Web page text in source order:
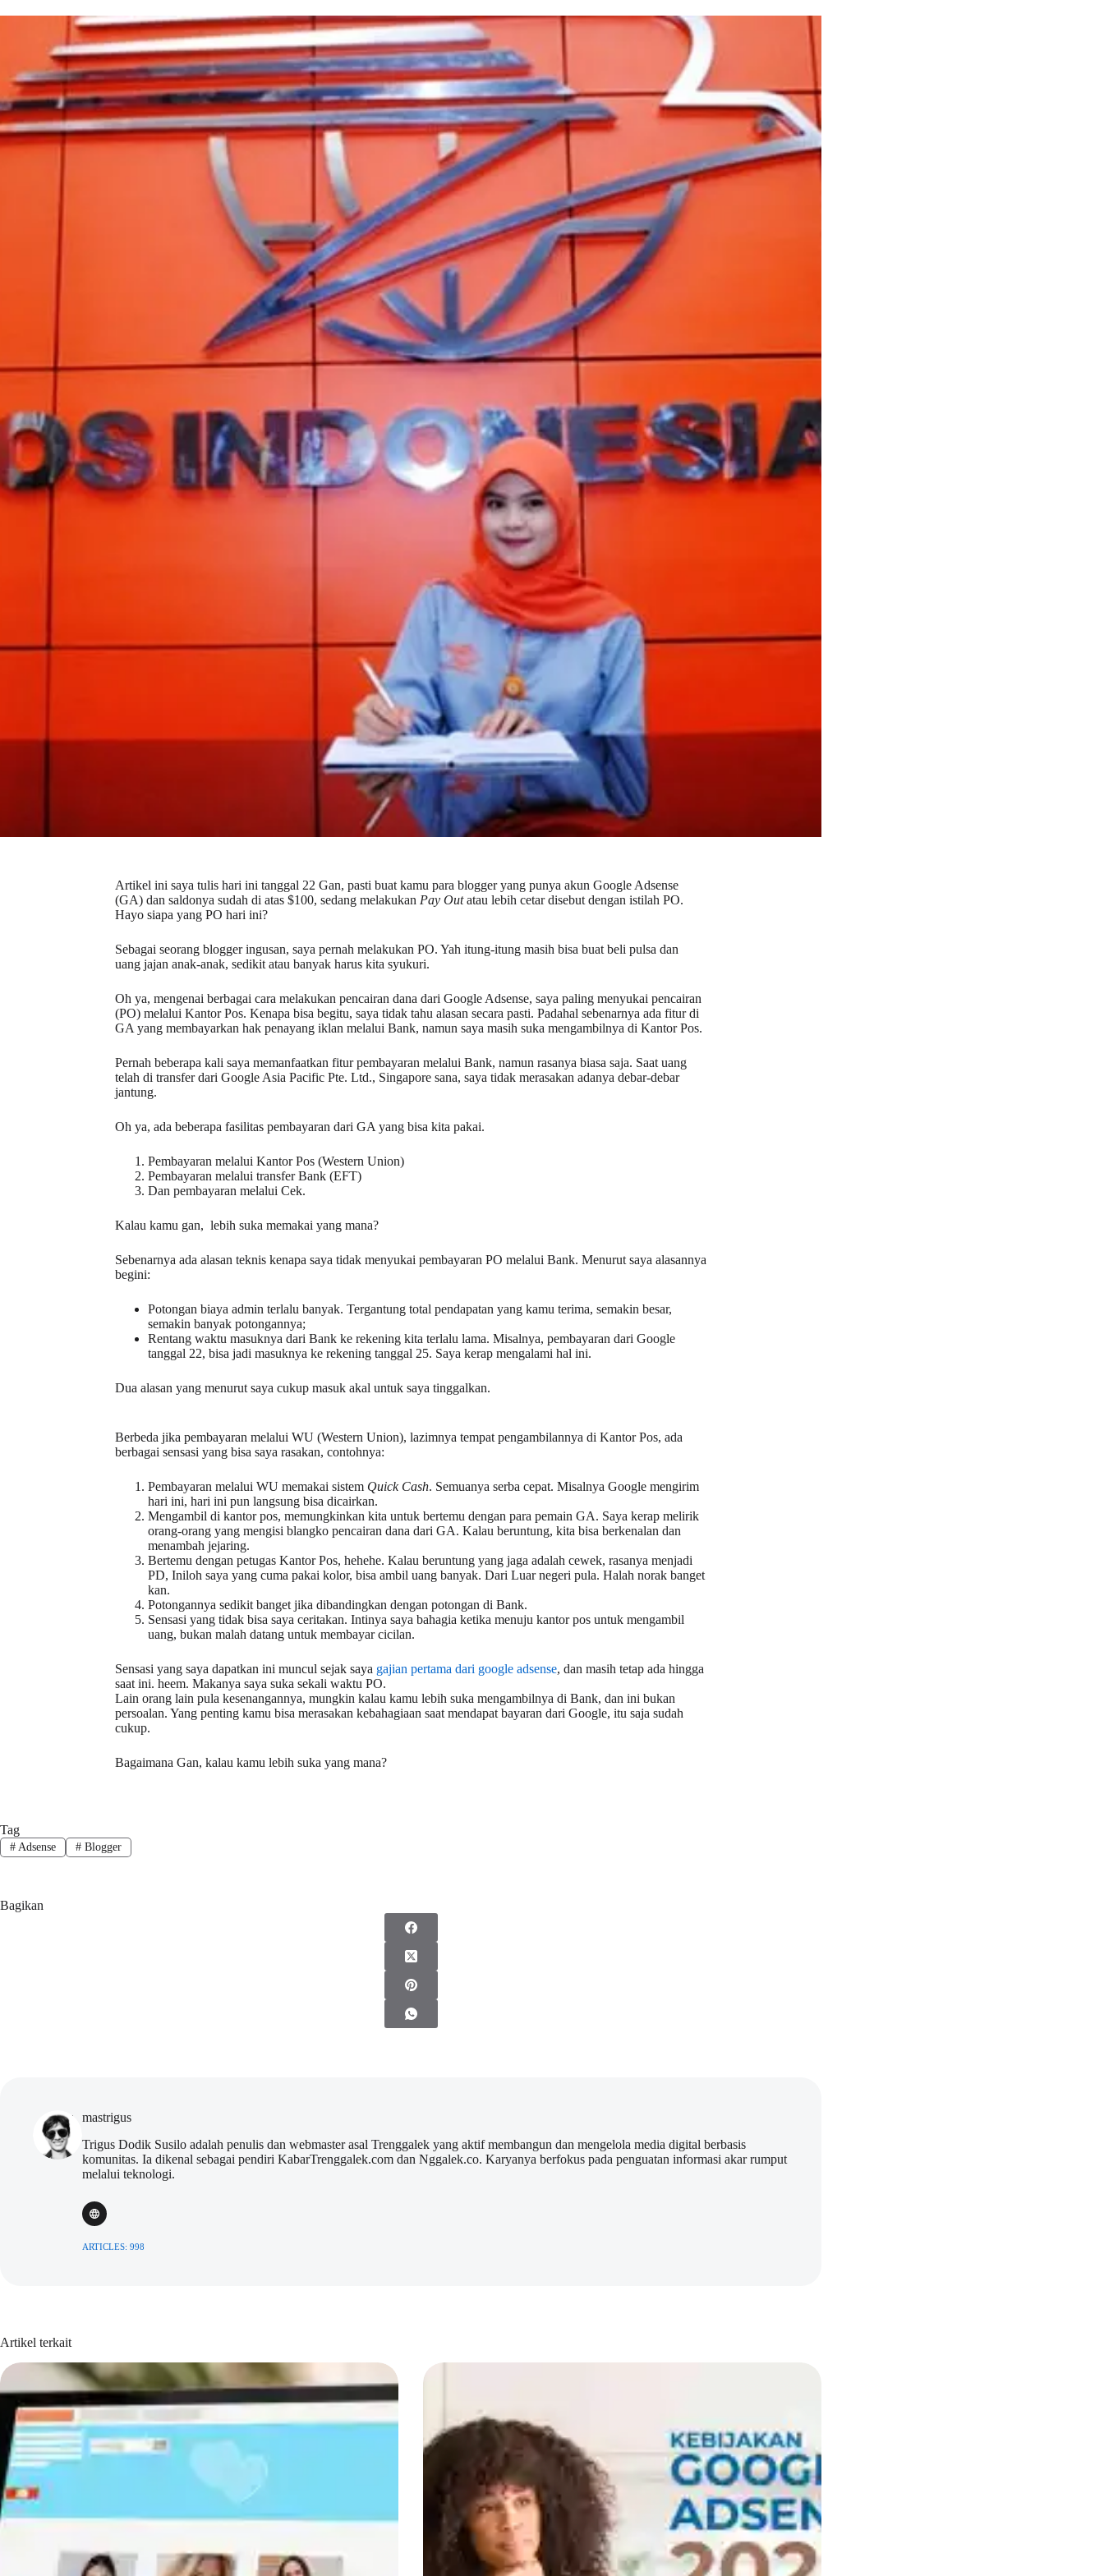
Artikel ini saya tulis hari ini tanggal 22 Gan, pasti buat kamu para blogger yang punya akun Google Adsense
(GA) dan saldonya sudah di atas $100, sedang melakukan Pay Outatau lebih cetar disebut dengan istilah PO.
Hayo siapa yang PO hari ini?
Sebagai seorang blogger ingusan, saya pernah melakukan PO. Yah itung-itung masih bisa buat beli pulsa dan
uang jajan anak-anak, sedikit atau banyak harus kita syukuri.
Oh ya, mengenai berbagai cara melakukan pencairan dana dari Google Adsense, saya paling menyukai pencairan
(PO) melalui Kantor Pos. Kenapa bisa begitu, saya tidak tahu alasan secara pasti. Padahal sebenarnya ada fitur di
GA yang membayarkan hak penayang iklan melalui Bank, namun saya masih suka mengambilnya di Kantor Pos.
Pernah beberapa kali saya memanfaatkan fitur pembayaran melalui Bank, namun rasanya biasa saja. Saat uang
telah di transfer dari Google Asia Pacific Pte. Ltd., Singapore sana, saya tidak merasakan adanya debar-debar
jantung.
Oh ya, ada beberapa fasilitas pembayaran dari GA yang bisa kita pakai.
Pembayaran melalui Kantor Pos (Western Union)
Pembayaran melalui transfer Bank (EFT)
Dan pembayaran melalui Cek.
Kalau kamu gan, lebih suka memakai yang mana?
Sebenarnya ada alasan teknis kenapa saya tidak menyukai pembayaran PO melalui Bank. Menurut saya alasannya
begini:
Potongan biaya admin terlalu banyak. Tergantung total pendapatan yang kamu terima, semakin besar,
semakin banyak potongannya;
Rentang waktu masuknya dari Bank ke rekening kita terlalu lama. Misalnya, pembayaran dari Google
tanggal 22, bisa jadi masuknya ke rekening tanggal 25. Saya kerap mengalami hal ini.
Dua alasan yang menurut saya cukup masuk akal untuk saya tinggalkan.
Berbeda jika pembayaran melalui WU (Western Union), lazimnya tempat pengambilannya di Kantor Pos, ada
berbagai sensasi yang bisa saya rasakan, contohnya:
Pembayaran melalui WU memakai sistem Quick Cash. Semuanya serba cepat. Misalnya Google mengirim
hari ini, hari ini pun langsung bisa dicairkan.
Mengambil di kantor pos, memungkinkan kita untuk bertemu dengan para pemain GA. Saya kerap melirik
orang-orang yang mengisi blangko pencairan dana dari GA. Kalau beruntung, kita bisa berkenalan dan
menambah jejaring.
Bertemu dengan petugas Kantor Pos, hehehe. Kalau beruntung yang jaga adalah cewek, rasanya menjadi
PD, Iniloh saya yang cuma pakai kolor, bisa ambil uang banyak. Dari Luar negeri pula. Halah norak banget
kan.
Potongannya sedikit banget jika dibandingkan dengan potongan di Bank.
Sensasi yang tidak bisa saya ceritakan. Intinya saya bahagia ketika menuju kantor pos untuk mengambil
uang, bukan malah datang untuk membayar cicilan.
Sensasi yang saya dapatkan ini muncul sejak saya gajian pertama dari google adsense, dan masih tetap ada hingga
saat ini. heem. Makanya saya suka sekali waktu PO.
Lain orang lain pula kesenangannya, mungkin kalau kamu lebih suka mengambilnya di Bank, dan ini bukan
persoalan. Yang penting kamu bisa merasakan kebahagiaan saat mendapat bayaran dari Google, itu saja sudah
cukup.
Bagaimana Gan, kalau kamu lebih suka yang mana?
Tag
#Adsense #Blogger
Bagikan
mastrigus
Trigus Dodik Susilo adalah penulis dan webmaster asal Trenggalek yang aktif membangun dan mengelola media digital berbasis
komunitas. Ia dikenal sebagai pendiri KabarTrenggalek.com dan Nggalek.co. Karyanya berfokus pada penguatan informasi akar rumput
melalui teknologi.
ARTICLES: 998
Artikel terkait